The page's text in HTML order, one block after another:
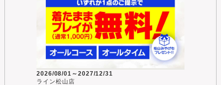
2026/08/01～2027/12/31
ライン松山店